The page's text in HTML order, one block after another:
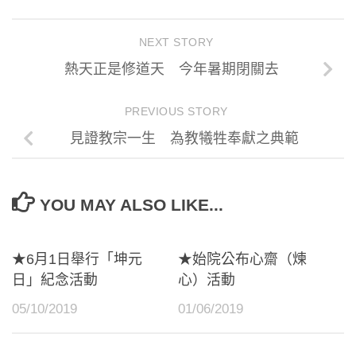
NEXT STORY
熱天正是修道天 今年暑期閉關去
PREVIOUS STORY
見證教宗一生 為教犧牲奉獻之典範
YOU MAY ALSO LIKE...
★6月1日舉行「坤元
日」紀念活動
05/10/2019
★始院公布心齋（煉
心）活動
01/06/2019